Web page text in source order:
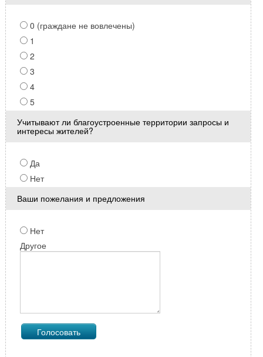
0 (граждане не вовлечены)
1
2
3
4
5
Учитывают ли благоустроенные территории запросы и
интересы жителей?
Да
Нет
Ваши пожелания и предложения
Нет
Другое